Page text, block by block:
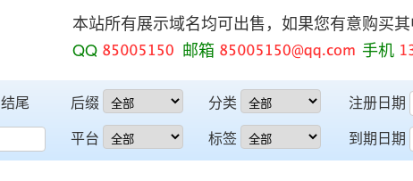
本站所有展示域名均可出售，如果您有意购买
QQ
邮箱 手机
结尾
后缀
平台
分类
标签
注册日期
到期日期